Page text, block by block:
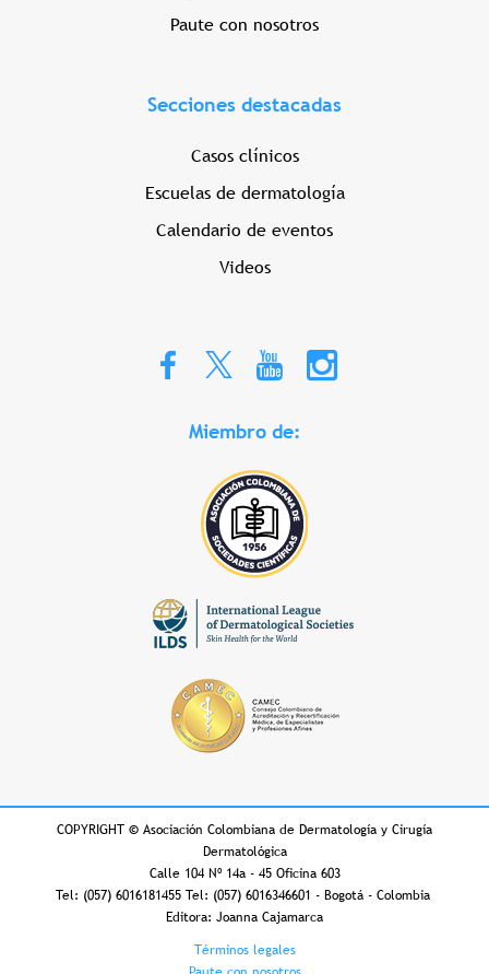
Paute con nosotros
Secciones destacadas
Casos clínicos
Escuelas de dermatología
Calendario de eventos
Videos
Miembro de:
COPYRIGHT © Asociación Colombiana de Dermatología y Cirugía
Dermatológica
Calle 104 Nº 14a - 45 Oficina 603
Tel: (057) 6016181455 Tel: (057) 6016346601 - Bogotá - Colombia
Editora: Joanna Cajamarca
Términos legales